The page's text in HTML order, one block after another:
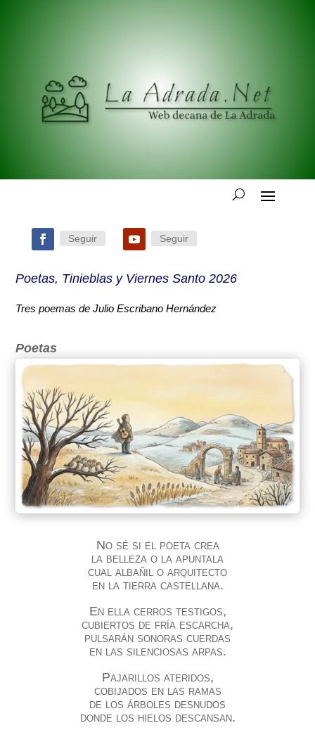
Seguir Seguir
Poetas, Tinieblas y Viernes Santo 2026
Tres poemas de Julio Escribano Hernández
Poetas
No sé si el poeta crea
la belleza o la apuntala
cual albañil o arquitecto
en la tierra castellana.
En ella cerros testigos,
cubiertos de fría escarcha,
pulsarán sonoras cuerdas
en las silenciosas arpas.
Pajarillos ateridos,
cobijados en las ramas
de los árboles desnudos
donde los hielos descansan.